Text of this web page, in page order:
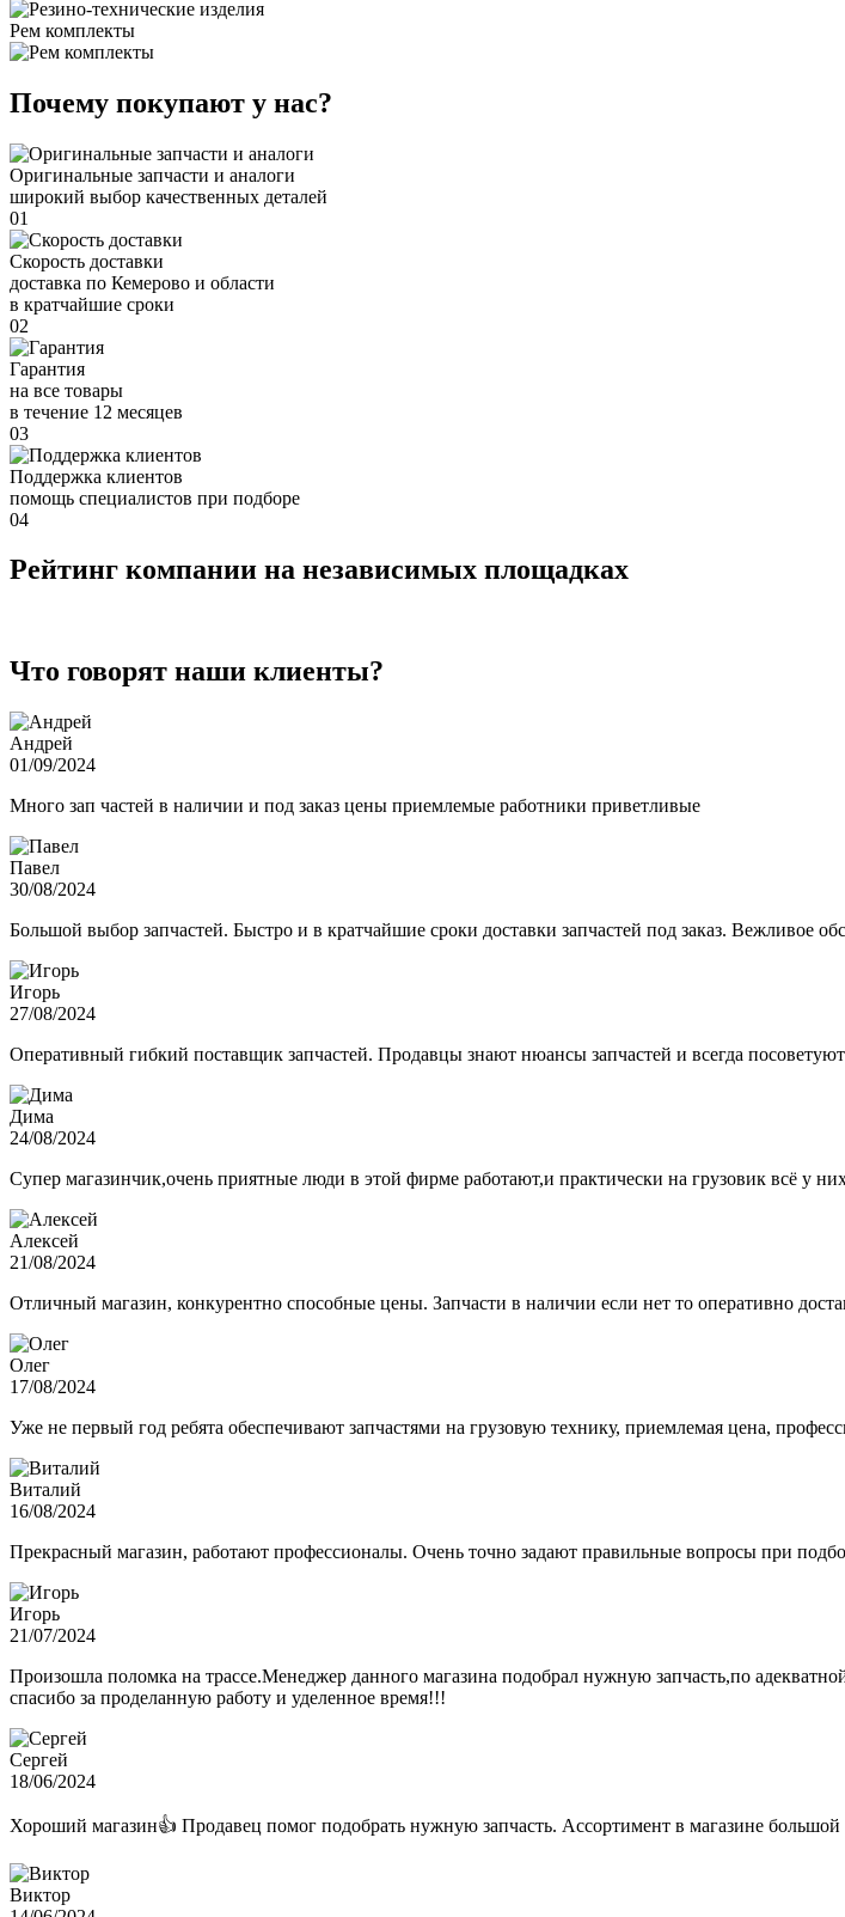
Рем комплекты
Почему покупают у нас?
Оригинальные запчасти и аналоги
широкий выбор качественных деталей
01
Скорость доставки
доставка по Кемерово и области
в кратчайшие сроки
02
Гарантия
на все товары
в течение 12 месяцев
03
Поддержка клиентов
помощь специалистов при подборе
04
Рейтинг компании на независимых площадках
Что говорят наши клиенты?
Андрей
01/09/2024
Много зап частей в наличии и под заказ цены приемлемые работники приветливые
Павел
30/08/2024
Большой выбор запчастей. Быстро и в кратчайшие сроки доставки запчастей под заказ. Вежливое
Игорь
27/08/2024
Оперативный гибкий поставщик запчастей. Продавцы знают нюансы запчастей и всегда
Дима
24/08/2024
Супер магазинчик,очень приятные люди в этой фирме работают,и практически на грузовик всё у
Алексей
21/08/2024
Отличный магазин, конкурентно способные цены. Запчасти в наличии если нет то оперативно
Олег
17/08/2024
Уже не первый год ребята обеспечивают запчастями на грузовую технику, приемлемая цена,
Виталий
16/08/2024
Прекрасный магазин, работают профессионалы. Очень точно задают правильные вопросы при
Игорь
21/07/2024
Произошла поломка на трассе.Менеджер данного магазина подобрал нужную запчасть,по
спасибо за проделанную работу и уделенное время!!!
Сергей
18/06/2024
Хороший магазин👍 Продавец помог подобрать нужную запчасть. Ассортимент в магазине большой
Виктор